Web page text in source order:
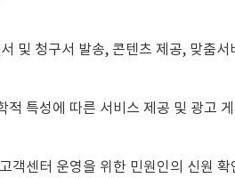
및 청구서 발송, 콘텐츠 제공, 맞춤
특성에 따른 서비스 제공 및 광고
객센터 운영을 위한 민원인의 신원